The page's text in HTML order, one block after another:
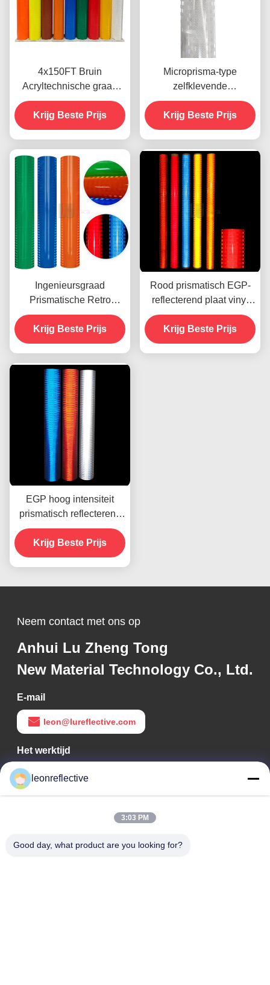
4x150FT Bruin
Acryltechnische graad
EGP Prismatisch
Retroreflecterend Vinyl
voor wegborden
Krijg Beste Prijs
Microprisma-type
zelfklevende
gealuminiseerde Egp-
reflecterende film
Krijg Beste Prijs
Ingenieursgraad
Prismatische Retro
Reflectieve Plaat Voor
Verkeersborden
Krijg Beste Prijs
Rood prismatisch EGP-
reflecterend plaat vinyl
voor ecologisch
oplosmiddel UV-printen
Krijg Beste Prijs
EGP hoog intensiteit
prismatisch reflecterend
kleefmiddel vinylplaat
filmmateriaal
Krijg Beste Prijs
Neem contact met ons op
Anhui Lu Zheng Tong
New Material Technology Co., Ltd.
E-mail
leon@lureflective.com
Het werktijd
9:00-18:00
Ons adres
Technology Park, High-tech Zone, Hefei, Anhui, China
leonreflective
3:03 PM
Good day, what product are you looking for?